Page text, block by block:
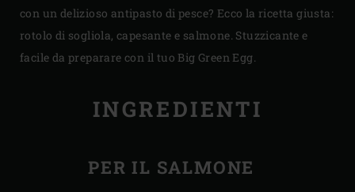
con un delizioso antipasto di pesce? Ecco la ricetta giusta:
rotolo di sogliola, capesante e salmone. Stuzzicante e
facile da preparare con il tuo Big Green Egg.
INGREDIENTI
PER IL SALMONE